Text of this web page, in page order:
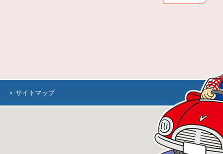
サイトマップ